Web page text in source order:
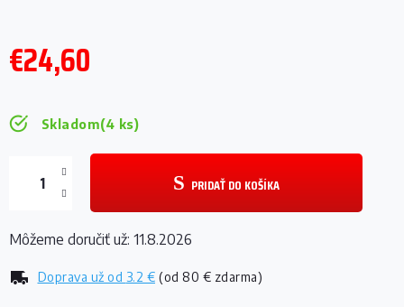
€24,60
Skladom(4 ks)
Doprava už od 3.2 € (od 80 € zdarma)
PRIDAŤ DO KOŠÍKA
Môžeme doručiť už: 11.8.2026